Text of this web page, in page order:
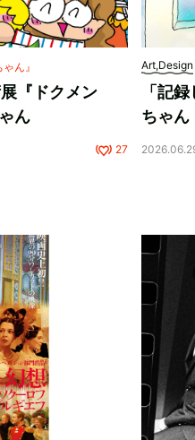
ん』
『ドクメン
ん
27
Art,Design
「記
ちゃん